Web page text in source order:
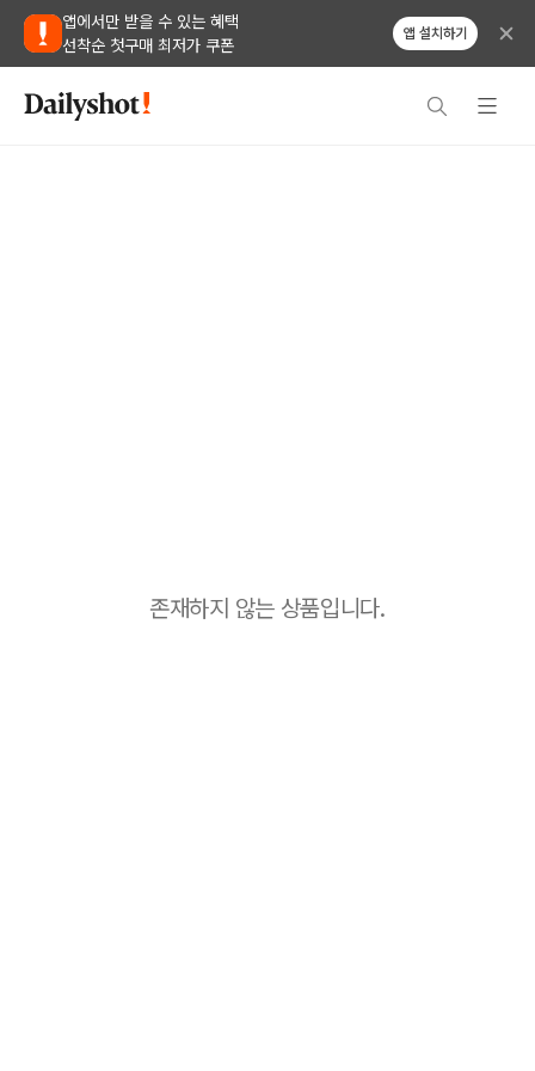
앱에서만 받을 수 있는 혜택
선착순 첫구매 최저가 쿠폰
앱 설치하기
존재하지 않는 상품입니다.